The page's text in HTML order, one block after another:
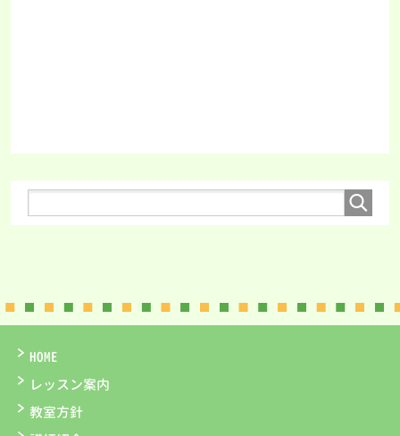
HOME
レッスン案内
教室方針